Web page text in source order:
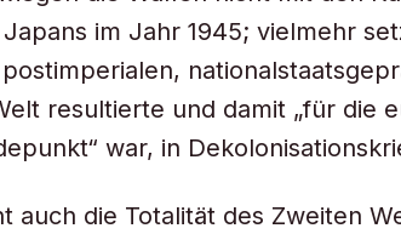
im Jahr 1945; vielmehr
resultierte und damit „für die
war, in
auch die Totalität des Zweiten